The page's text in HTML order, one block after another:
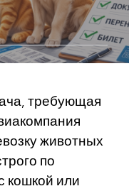
требующая
животных
по
кошкой или